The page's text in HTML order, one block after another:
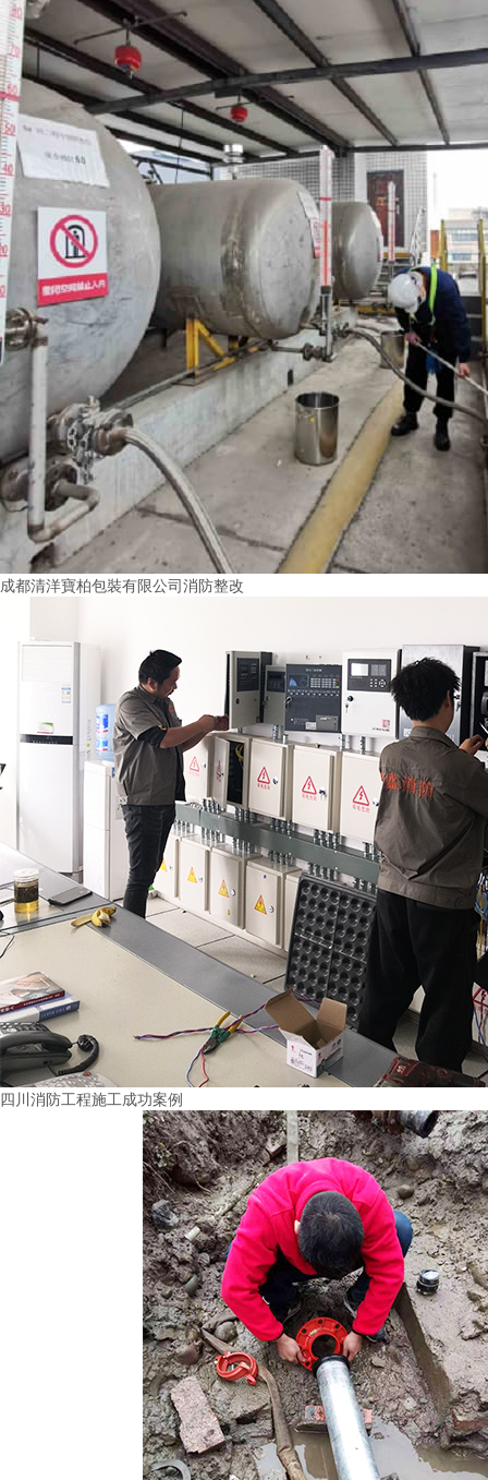
成都清洋寶柏包裝有限公司消防整改
四川消防工程施工成功案例